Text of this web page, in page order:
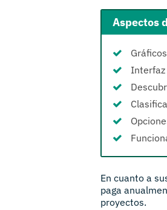
Aspectos
Interfaz
En cuanto a
paga
proyectos.